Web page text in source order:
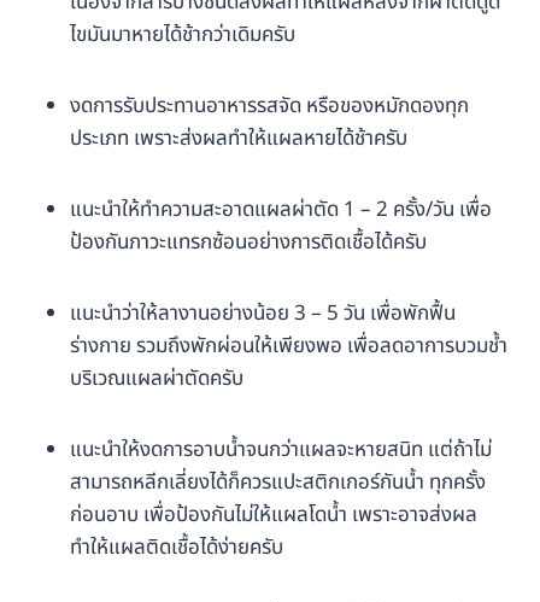
ไขมันมาหายได้ช้ากว่าเดิมครับ
งดการรับประทานอาหารรสจัด หรือของหมักดองทุก
ประเภท เพราะส่งผลทำให้แผลหายได้ช้าครับ
แนะนำให้ทำความสะอาดแผลผ่าตัด 1 – 2 ครั้ง/วัน เพื่อ
ป้องกันภาวะแทรกซ้อนอย่างการติดเชื้อได้ครับ
แนะนำว่าให้ลางานอย่างน้อย 3 – 5 วัน เพื่อพักฟื้น
ร่างกาย รวมถึงพักผ่อนให้เพียงพอ เพื่อลดอาการบวมช้ำ
บริเวณแผลผ่าตัดครับ
แนะนำให้งดการอาบน้ำจนกว่าแผลจะหายสนิท แต่ถ้าไม่
สามารถหลีกเลี่ยงได้ก็ควรแปะสติกเกอร์กันน้ำ ทุกครั้ง
ก่อนอาบ เพื่อป้องกันไม่ให้แผลโดน้ำ เพราะอาจส่งผล
ทำให้แผลติดเชื้อได้ง่ายครับ